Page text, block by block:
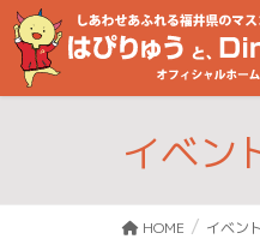
イベン
HOME イベン